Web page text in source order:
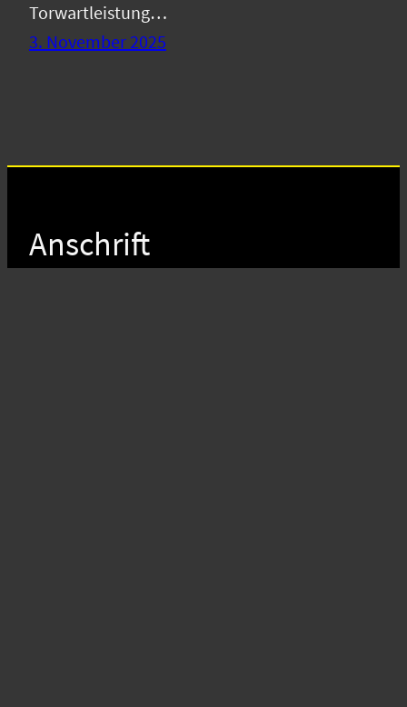
Torwartleistung…
3. November 2025
Anschrift